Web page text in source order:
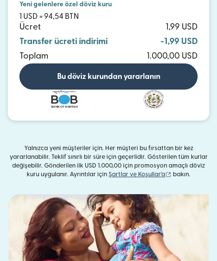
Yeni gelenlere özel döviz kuru
1 USD = 94,54 BTN
Ücret
1,99 USD
Transfer ücreti indirimi
-1,99 USD
Toplam
1.000,00 USD
Bu döviz kurundan yararlanın
Yalnızca yeni müşteriler için. Her müşteri bu fırsattan bir kez
yararlanabilir. Teklif sınırlı bir süre için geçerlidir. Gösterilen tüm kurlar
değişebilir. Gönderilen ilk USD 1.000,00 için promosyon amaçlı döviz
kuru uygulanır. Ayrıntılar için Şartlar ve Koşullar'a (yeni pencerede
bakın.